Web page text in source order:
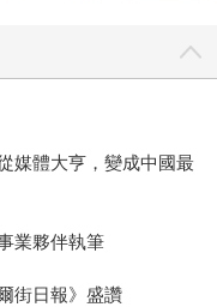
媒體大亨，變成中國最
業夥伴執筆
街日報》盛讚